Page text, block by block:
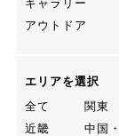
ギャラリー
アウトドア
エリアを選択
全て
関東
近畿
中国